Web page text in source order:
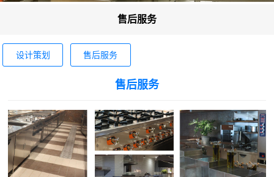
售后服务
设计策划 售后服务
售后服务